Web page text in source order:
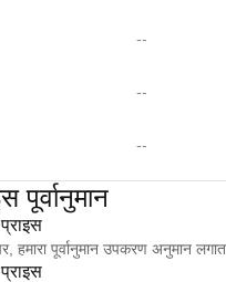
--
--
--
हमारा पूर्वानुमान उपकरण अनुमान